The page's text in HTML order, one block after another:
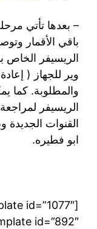
– بعدها تأتي
باقي الأقمار
الريسيفر
وير للجهاز (
والمطلوبة. كما
الريسيفر
القنوات الجديدة
ابو فطيره.
id=”892″]